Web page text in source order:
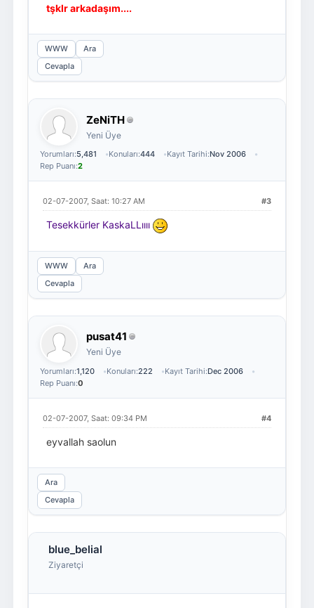
tşklr arkadaşım....
WWW
Ara
Cevapla
ZeNiTH
Yeni Üye
Yorumları:5,481 Konuları:444 Kayıt Tarihi:Nov 2006
Rep Puanı:2
#3
02-07-2007, Saat: 10:27 AM
Tesekkürler KaskaLLıııı
WWW
Ara
Cevapla
pusat41
Yeni Üye
Yorumları:1,120 Konuları:222 Kayıt Tarihi:Dec 2006
Rep Puanı:0
#4
02-07-2007, Saat: 09:34 PM
eyvallah saolun
Ara
Cevapla
blue_belial
Ziyaretçi